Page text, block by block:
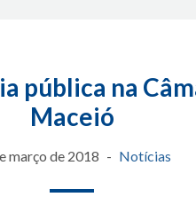
pública na
Maceió
março de 2018 Notícias